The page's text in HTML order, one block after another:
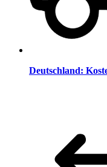
Deutschland: